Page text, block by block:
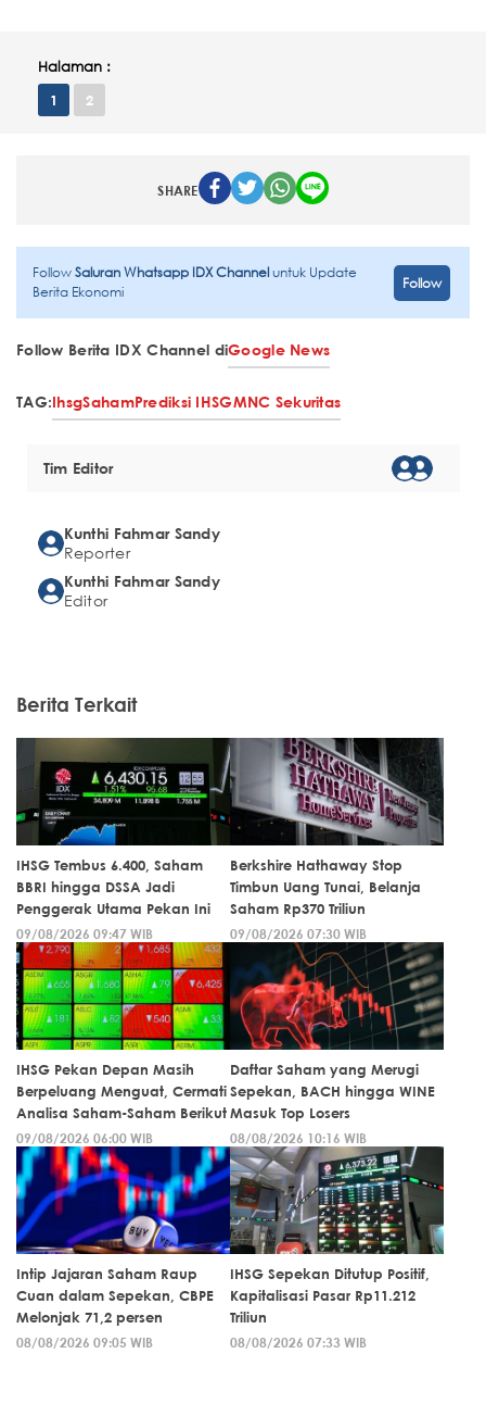
Halaman :
1 2
SHARE
FollowSaluran Whatsapp IDX Channeluntuk Update
Berita Ekonomi
Follow
Follow Berita IDX Channel diGoogle News
TAG:IhsgSahamPrediksi IHSGMNC Sekuritas
Tim Editor
Kunthi Fahmar Sandy
Reporter
Kunthi Fahmar Sandy
Editor
Berita Terkait
IHSG Tembus 6.400, Saham
BBRI hingga DSSA Jadi
Penggerak Utama Pekan Ini
09/08/2026 09:47 WIB
Berkshire Hathaway Stop
Timbun Uang Tunai, Belanja
Saham Rp370 Triliun
09/08/2026 07:30 WIB
IHSG Pekan Depan Masih
Berpeluang Menguat, Cermati
Analisa Saham-Saham Berikut
09/08/2026 06:00 WIB
Daftar Saham yang Merugi
Sepekan, BACH hingga WINE
Masuk Top Losers
08/08/2026 10:16 WIB
Intip Jajaran Saham Raup
Cuan dalam Sepekan, CBPE
Melonjak 71,2 persen
08/08/2026 09:05 WIB
IHSG Sepekan Ditutup Positif,
Kapitalisasi Pasar Rp11.212
Triliun
08/08/2026 07:33 WIB